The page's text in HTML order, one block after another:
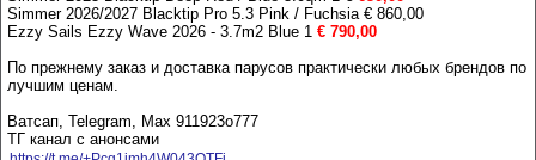
Simmer 2026/2027 Blacktip Pro 5.3 Pink / Fuchsia € 860,00
Ezzy Sails Ezzy Wave 2026 - 3.7m2 Blue 1 € 790,00
По прежнему заказ и доставка парусов практически любых брендов по
лучшим ценам.
Ватсап, Telegram, Max 911923о777
ТГ канал с анонсами